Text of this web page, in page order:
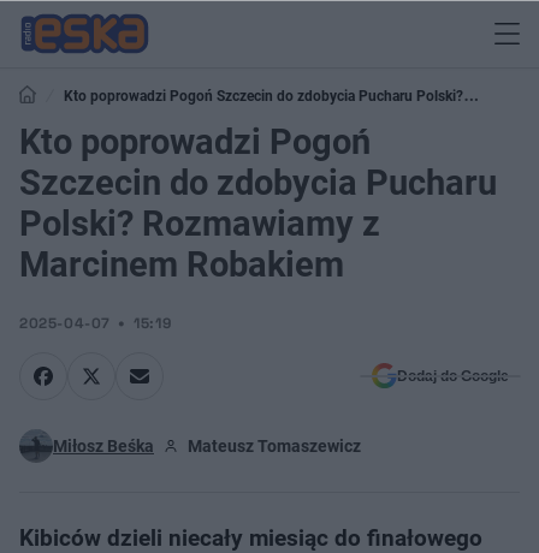
Kto poprowadzi Pogoń Szczecin do zdobycia Pucharu Polski?
Rozmawiamy z Marcinem Robakiem
Kto poprowadzi Pogoń
Szczecin do zdobycia Pucharu
Polski? Rozmawiamy z
Marcinem Robakiem
2025-04-07 15:19
Dodaj do Google
Miłosz Beśka Mateusz Tomaszewicz
Kibiców dzieli niecały miesiąc do finałowego